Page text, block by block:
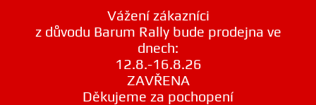
Vážení zákazníci
z důvodu Barum Rally bude prodejna ve
dnech:
12.8.-16.8.26
ZAVŘENA
Děkujeme za pochopení